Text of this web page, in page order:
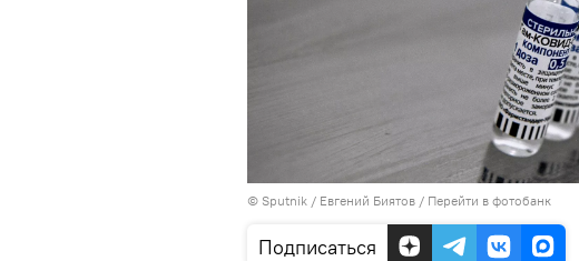
© Sputnik / Евгений Биятов / Перейти в фотобанк
Подписаться